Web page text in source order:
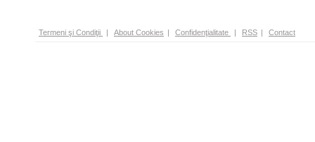
Termeni şi Condiţii | About Cookies | Confidenţialitate | RSS | Contact